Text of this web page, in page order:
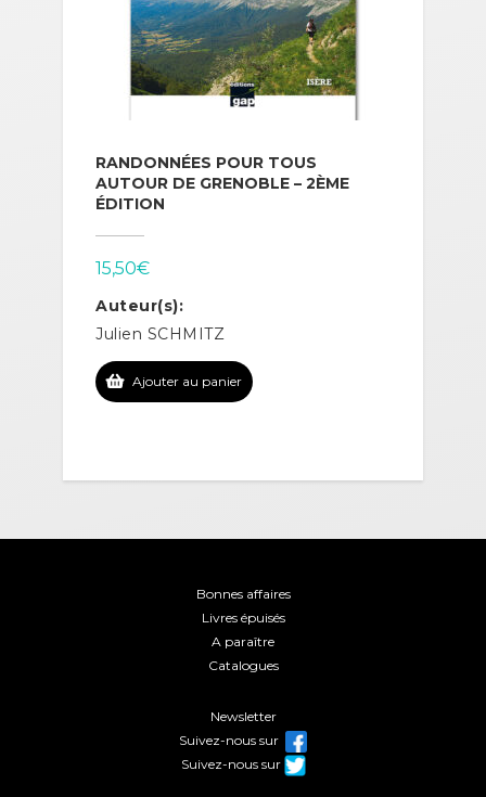
RANDONNÉES POUR TOUS
AUTOUR DE GRENOBLE – 2ÈME
ÉDITION
15,50€
Auteur(s):
Julien SCHMITZ
Ajouter au panier
Bonnes affaires
Livres épuisés
A paraître
Catalogues
Newsletter
Suivez-nous sur
Suivez-nous sur